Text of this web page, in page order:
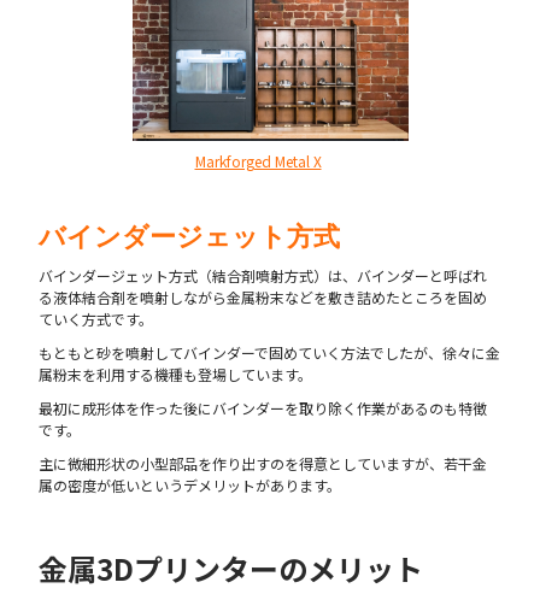
Markforged Metal X
バインダージェット方式
バインダージェット方式（結合剤噴射方式）は、バインダーと呼ばれ
る液体結合剤を噴射しながら金属粉末などを敷き詰めたところを固め
ていく方式です。
もともと砂を噴射してバインダーで固めていく方法でしたが、徐々に金
属粉末を利用する機種も登場しています。
最初に成形体を作った後にバインダーを取り除く作業があるのも特徴
です。
主に微細形状の小型部品を作り出すのを得意としていますが、若干金
属の密度が低いというデメリットがあります。
金属3Dプリンターのメリット